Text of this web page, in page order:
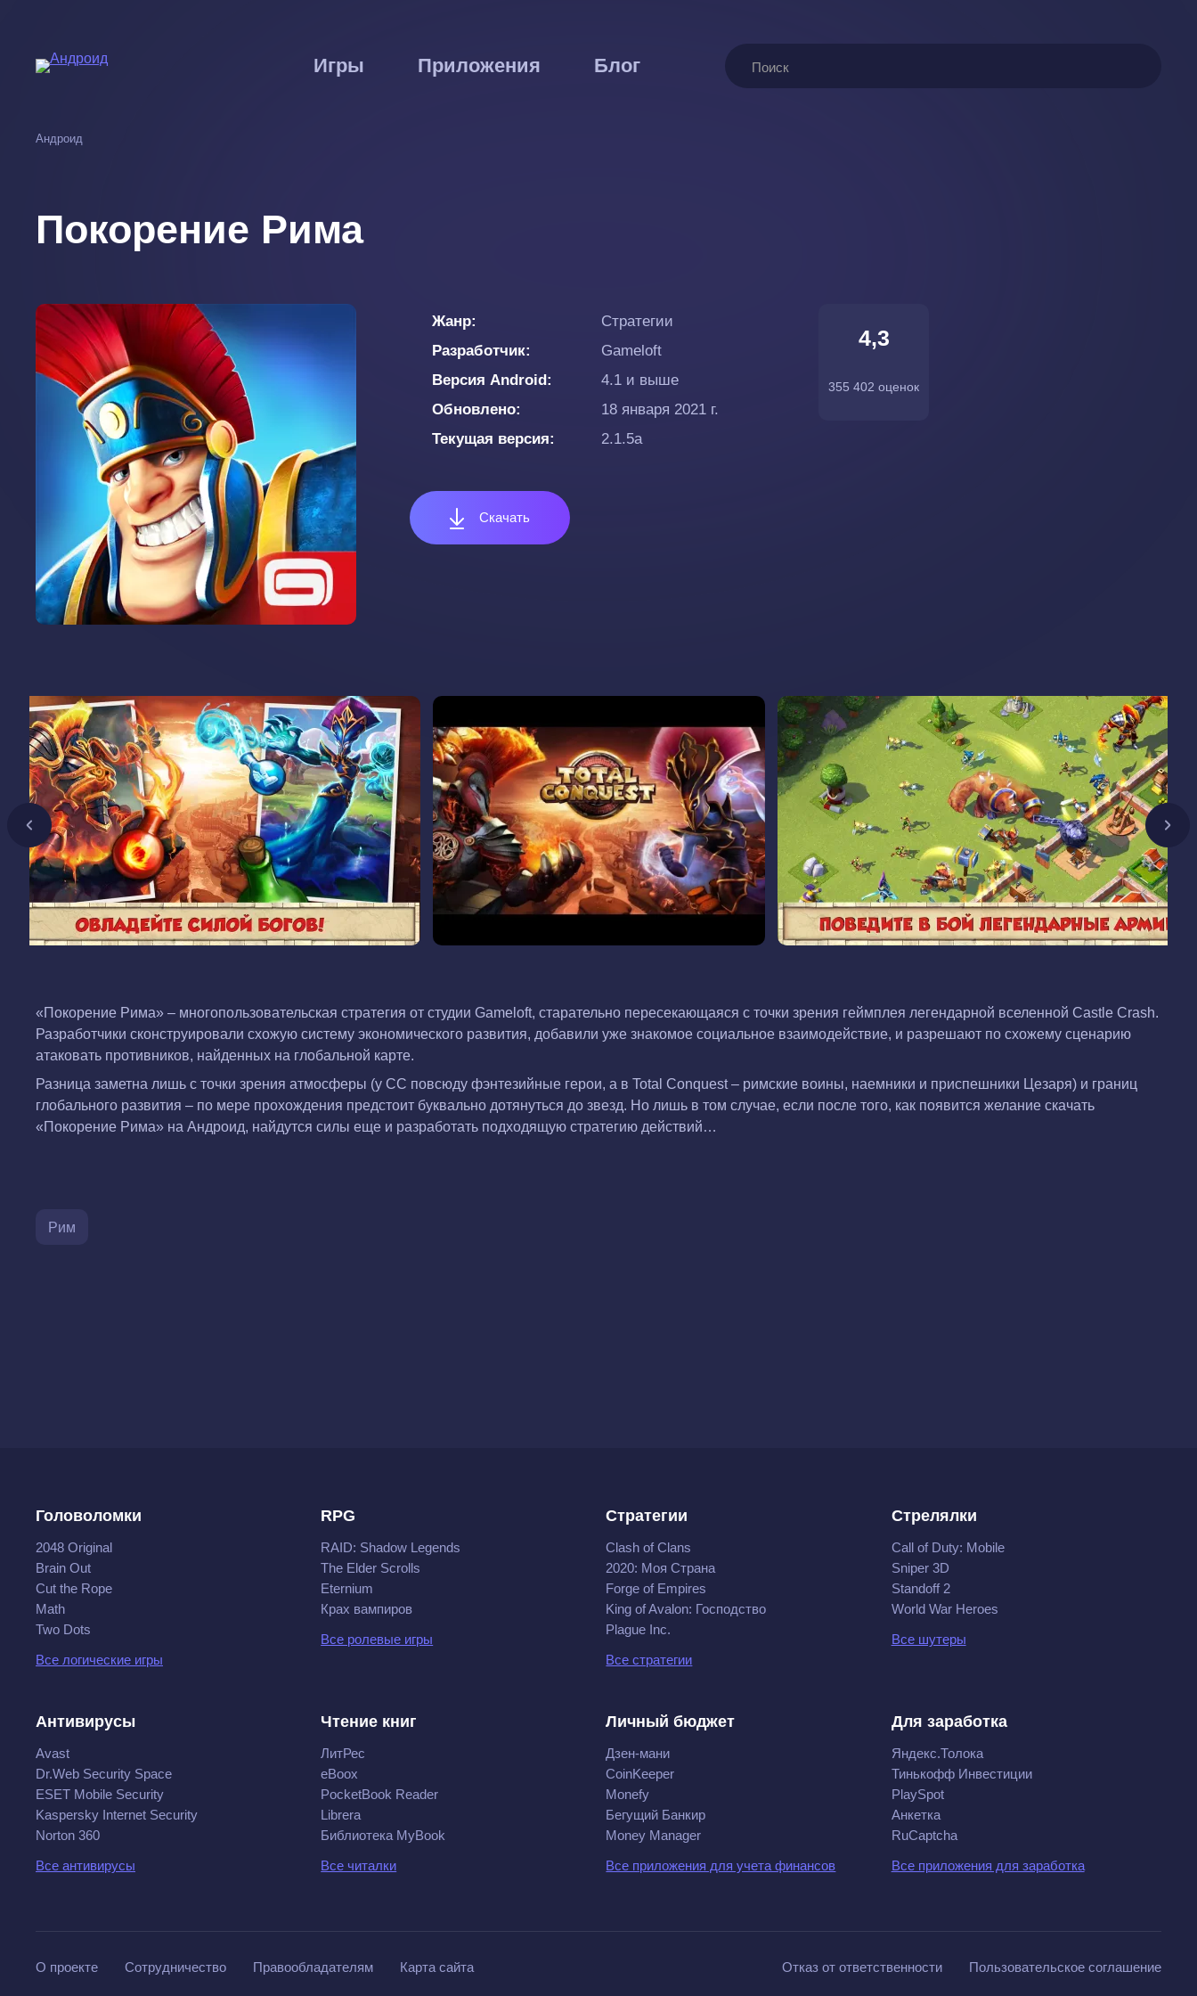
основному
Игры Приложения Блог Поиск
Андроид
Покорение Рима
Жанр
Стратегии
Разработчик
Gameloft
Версия Android
4.1 и выше
Обновлено
18 января 2021 г.
Текущая версия
2.1.5a
Скачать
4,3
355 402 оценок
«Покорение Рима» – многопользовательская стратегия от студии Gameloft, старательно пересекающаяся с точки зрения геймплея легендарной вселенной Castle Crash.
Разработчики сконструировали схожую систему экономического развития, добавили уже знакомое социальное взаимодействие, и разрешают по схожему сценарию
атаковать противников, найденных на глобальной карте.
Разница заметна лишь с точки зрения атмосферы (у CC повсюду фэнтезийные герои, а в Total Conquest – римские воины, наемники и приспешники Цезаря) и границ
глобального развития – по мере прохождения предстоит буквально дотянуться до звезд. Но лишь в том случае, если после того, как появится желание скачать
«Покорение Рима» на Андроид, найдутся силы еще и разработать подходящую стратегию действий…
Рим
Головоломки
2048 Original
Brain Out
Cut the Rope
Math
Two Dots
Все логические игры
RPG
RAID: Shadow Legends
The Elder Scrolls
Eternium
Крах вампиров
Все ролевые игры
Стратегии
Clash of Clans
2020: Моя Cтрана
Forge of Empires
King of Avalon: Господство
Plague Inc.
Все стратегии
Стрелялки
Call of Duty: Mobile
Sniper 3D
Standoff 2
World War Heroes
Все шутеры
Антивирусы
Avast
Dr.Web Security Space
ESET Mobile Security
Kaspersky Internet Security
Norton 360
Все антивирусы
Чтение книг
ЛитРес
eBoox
PocketBook Reader
Librera
Библиотека MyBook
Все читалки
Личный бюджет
Дзен-мани
CoinKeeper
Monefy
Бегущий Банкир
Money Manager
Все приложения для учета финансов
Для заработка
Яндекс.Толока
Тинькофф Инвестиции
PlaySpot
Анкетка
RuCaptcha
Все приложения для заработка
О проекте Сотрудничество Правообладателям Карта сайта Отказ от ответственности Пользовательское соглашение